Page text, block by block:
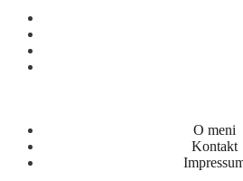
O meni
Kontakt